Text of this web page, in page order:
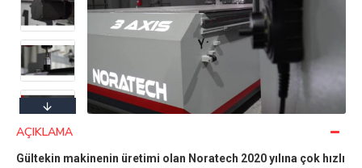
AÇIKLAMA
Gültekin makinenin üretimi olan Noratech 2020 yılına çok hızlı